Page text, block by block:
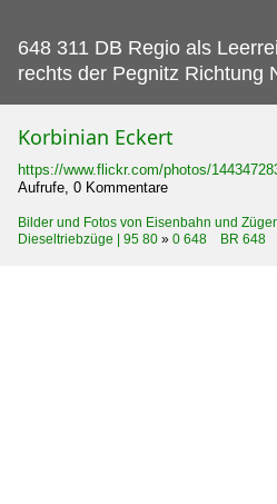
648 311 DB Regio als
rechts der Pegnitz Richtung
Korbinian Eckert
https://www.flickr.com/photos/
Aufrufe, 0 Kommentare
Bilder und Fotos von Eisenbahn und
Dieseltriebzüge | 95 80 » 0 648 BR 648